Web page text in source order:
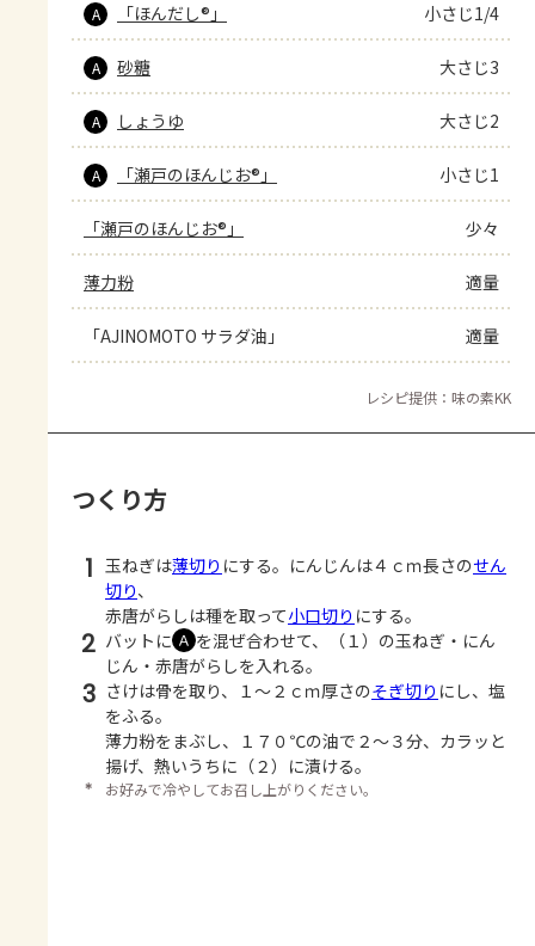
A 「ほんだし®」 小さじ1/4
A 砂糖 大さじ3
A しょうゆ 大さじ2
A 「瀬戸のほんじお®」 小さじ1
「瀬戸のほんじお®」 少々
薄力粉 適量
「AJINOMOTO サラダ油」 適量
レシピ提供：味の素KK
つくり方
1 玉ねぎは薄切り にする。にんじんは４ｃｍ長さのせん
切り、
赤唐がらしは種を取って小口切り にする。
2 バットに Ａ を混ぜ合わせて、（１）の玉ねぎ・にん
じん・赤唐がらしを入れる。
3 さけは骨を取り、１～２ｃｍ厚さのそぎ切り にし、塩
をふる。
薄力粉をまぶし、１７０℃の油で２～３分、カラッと
揚げ、熱いうちに（２）に漬ける。
＊ お好みで冷やしてお召し上がりください。